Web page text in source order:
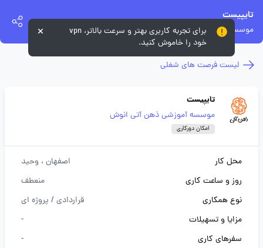
تایپیست
موسسه آموزشی ذهن آتی انوش
لیست فرصت های شغلی
تایپیست
موسسه آموزشی ذهن آتی انوش
امکان دورکاری
محل کار اصفهان ، وحید
روز و ساعت کاری
منعطف
نوع همکاری
قراردادی / پروژه ای
مزایا و تسهیلات
-
سفرهای کاری
-
برای تجربه کاربری بهتر و سرعت بالاتر، vpn
خود را خاموش کنید.